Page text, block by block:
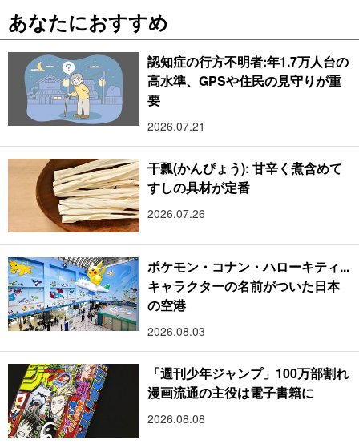
あなたにおすすめ
認知症の行方不明者:年1.7万人台の
高水準、GPSや住民の見守りが重
要
2026.07.21
干瓢(かんぴょう): 甘辛く煮含めて
すしの具材が定番
2026.07.26
ポケモン・コナン・ハローキティ...
キャラクターの名前がついた日本
の空港
2026.08.03
「週刊少年ジャンプ」100万部割れ
漫画流通の主役は電子書籍に
2026.08.08